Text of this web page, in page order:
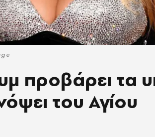
προβάρει τα
του Αγίου